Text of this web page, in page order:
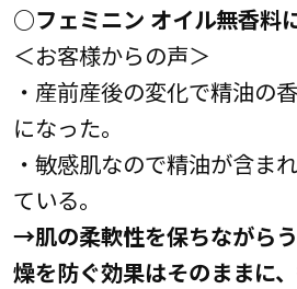
○フェミニン オイル無香料
＜お客様からの声＞
・産前産後の変化で精油の
になった。
・敏感肌なので精油が含ま
ている。
→肌の柔軟性を保ちながら
燥を防ぐ効果はそのままに